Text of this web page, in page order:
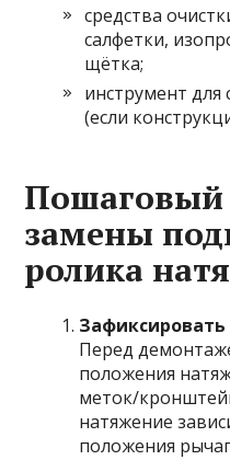
средства
салфетки,
щётка;
инструмент для
(если
Пошаговый
замены
ролика
Перед
положения
меток/
натяжение
положения